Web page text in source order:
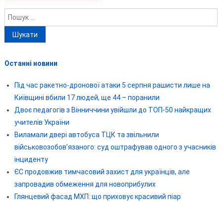
Пошук:
Останні новини
Під час ракетно-дронової атаки 5 серпня рашисти лише на
Київщині вбили 17 людей, ще 44 – поранили
Двоє педагогів з Вінниччини увійшли до ТОП-50 найкращих
учителів України
Виламали двері автобуса ТЦК та звільнили
військовозобов’язаного: суд оштрафував одного з учасників
інциденту
ЄС продовжив тимчасовий захист для українців, але
запровадив обмеження для новоприбулих
Глянцевий фасад МХП: що приховує красивий піар